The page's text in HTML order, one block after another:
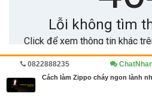
Trang chủ Diễn đàn Cẩm nang
0822888235
Cách làm Zippo cháy ngon lành